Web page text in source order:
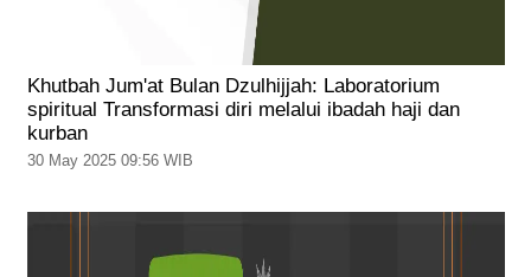
Khutbah Jum'at Bulan Dzulhijjah: Laboratorium
spiritual Transformasi diri melalui ibadah haji dan
kurban
30 May 2025 09:56 WIB